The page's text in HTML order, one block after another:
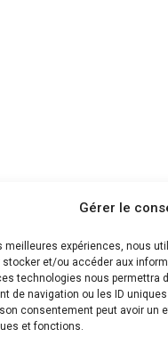
Gérer le
meilleures expériences, nous
stocker et/ou accéder aux
technologies nous permettra
de navigation ou les ID
consentement peut avoir un
et fonctions.